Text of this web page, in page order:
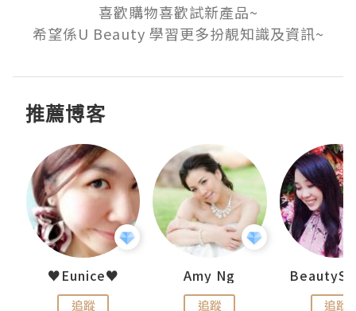
喜歡購物喜歡試新產品~
希望係U Beauty 學習更多扮靚知識及資訊~
推薦博客
♥Eunice♥
追蹤
Amy Ng
追蹤 追蹤